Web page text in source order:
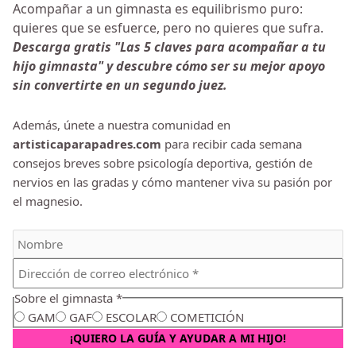
Acompañar a un gimnasta es equilibrismo puro:
quieres que se esfuerce, pero no quieres que sufra.
Descarga gratis "Las 5 claves para acompañar a tu
hijo gimnasta" y descubre cómo ser su mejor apoyo
sin convertirte en un segundo juez.
Además, únete a nuestra comunidad en
artisticaparapadres.com para recibir cada semana
consejos breves sobre psicología deportiva, gestión de
nervios en las gradas y cómo mantener viva su pasión por
el magnesio.
Sobre el gimnasta *
GAM
GAF ESCOLAR COMETICIÓN